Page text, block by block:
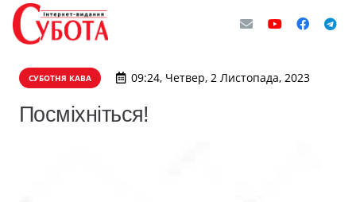
СУБОТНЯ КАВА 09:24, Четвер, 2 Листопада, 2023
Посміхніться!